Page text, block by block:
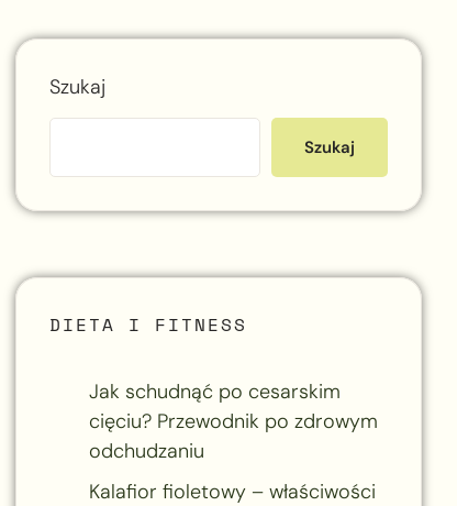
Szukaj
Szukaj
DIETA I FITNESS
Jak schudnąć po cesarskim
cięciu? Przewodnik po zdrowym
odchudzaniu
Kalafior fioletowy – właściwości